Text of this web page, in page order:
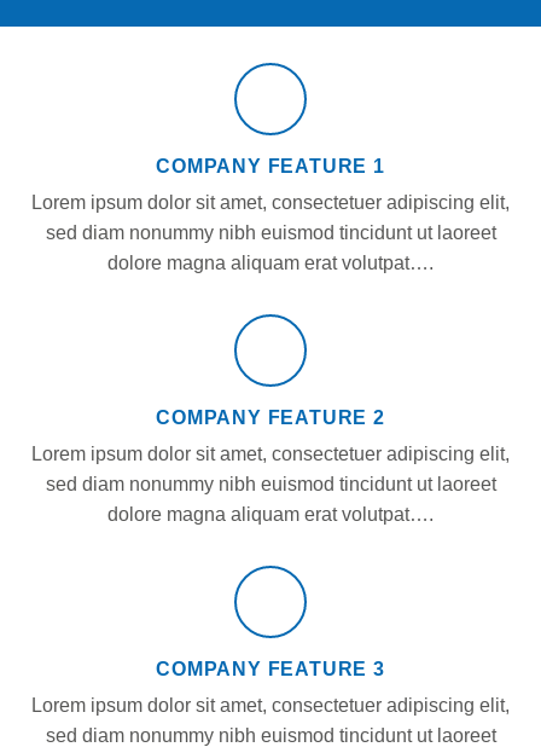
COMPANY FEATURE 1
Lorem ipsum dolor sit amet, consectetuer adipiscing elit,
sed diam nonummy nibh euismod tincidunt ut laoreet
dolore magna aliquam erat volutpat….
COMPANY FEATURE 2
Lorem ipsum dolor sit amet, consectetuer adipiscing elit,
sed diam nonummy nibh euismod tincidunt ut laoreet
dolore magna aliquam erat volutpat….
COMPANY FEATURE 3
Lorem ipsum dolor sit amet, consectetuer adipiscing elit,
sed diam nonummy nibh euismod tincidunt ut laoreet